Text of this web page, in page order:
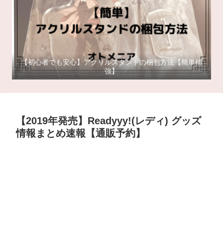
【初心者でも安心】アクリルスタンドの梱包方法【簡単補
強】
【2019年発売】Readyyy!(レディ) グッズ
情報まとめ速報【通販予約】